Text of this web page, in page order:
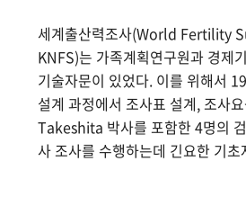
세계출산력조사(World Fertility
KNFS)는 가족계획연구원과 경제
기술자문이 있었다. 이를 위해서
설계 과정에서 조사표 설계, 조사
Takeshita 박사를 포함한 4명의
사 조사를 수행하는데 긴요한 기